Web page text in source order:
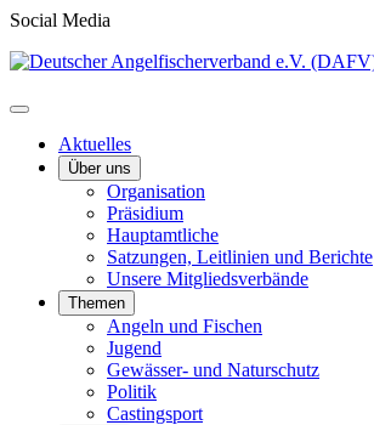
Social Media
Aktuelles
Über uns
Organisation
Präsidium
Hauptamtliche
Satzungen, Leitlinien und Berichte
Unsere Mitgliedsverbände
Themen
Angeln und Fischen
Jugend
Gewässer- und Naturschutz
Politik
Castingsport